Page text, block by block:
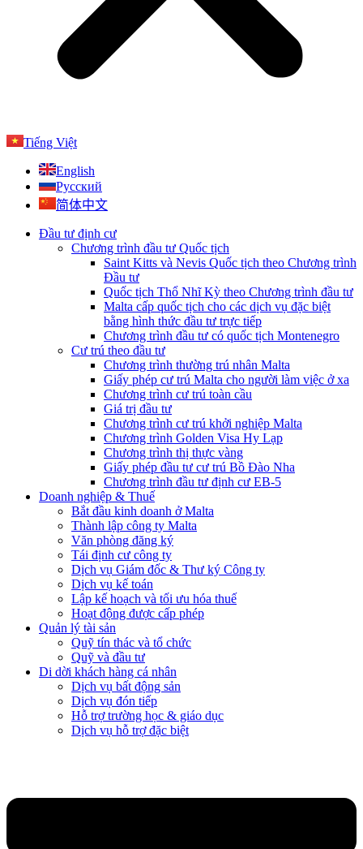
Tiếng Việt
English
Русский
简体中文
Đầu tư định cư
Chương trình đầu tư Quốc tịch
Saint Kitts và Nevis Quốc tịch theo Chương trình
Đầu tư
Quốc tịch Thổ Nhĩ Kỳ theo Chương trình đầu tư
Malta cấp quốc tịch cho các dịch vụ đặc biệt
bằng hình thức đầu tư trực tiếp
Chương trình đầu tư có quốc tịch Montenegro
Cư trú theo đầu tư
Chương trình thường trú nhân Malta
Giấy phép cư trú Malta cho người làm việc ở xa
Chương trình cư trú toàn cầu
Giá trị đầu tư
Chương trình cư trú khởi nghiệp Malta
Chương trình Golden Visa Hy Lạp
Chương trình thị thực vàng
Giấy phép đầu tư cư trú Bồ Đào Nha
Chương trình đầu tư định cư EB-5
Doanh nghiệp & Thuế
Bắt đầu kinh doanh ở Malta
Thành lập công ty Malta
Văn phòng đăng ký
Tái định cư công ty
Dịch vụ Giám đốc & Thư ký Công ty
Dịch vụ kế toán
Lập kế hoạch và tối ưu hóa thuế
Hoạt động được cấp phép
Quản lý tài sản
Quỹ tín thác và tổ chức
Quỹ và đầu tư
Di dời khách hàng cá nhân
Dịch vụ bất động sản
Dịch vụ đón tiếp
Hỗ trợ trường học & giáo dục
Dịch vụ hỗ trợ đặc biệt​